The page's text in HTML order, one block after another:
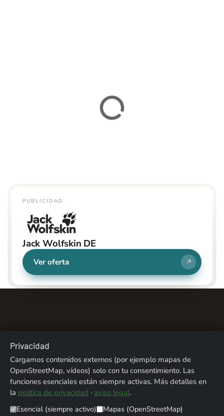
PUBLICIDAD
Jack Wolfskin DE
Ver oferta
Sobre nosotros Contacto
Aviso legal
Privacidad
Créditos fotográficos
© 2026 ALPENTREFF · POWERED BY
Privacidad
Cargamos contenidos externos (por ejemplo mapas de
OpenStreetMap, vídeos) solo con tu consentimiento. Las
funciones esenciales están siempre activas. Más detalles en
la política de privacidad · aviso legal.
Esencial (siempre activo)
Mapas (OpenStreetMap)